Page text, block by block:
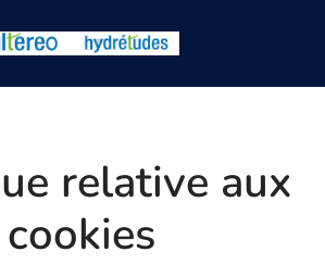
relative aux
cookies